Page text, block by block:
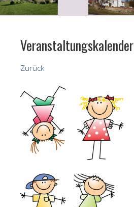
Veranstaltungskalender
Zurück